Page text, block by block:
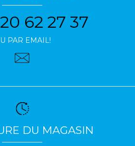
62 27 37
PAR EMAIL!
DU MAGASIN